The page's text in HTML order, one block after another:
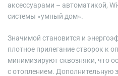
аксессуарами – автоматикой,
системы «умный дом».
Значимой становится и
плотное прилегание створок к
минимизируют сквозняки, что
с отоплением. Дополнительную